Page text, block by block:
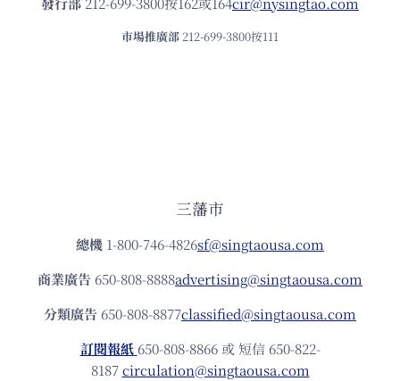
市場推廣部 212-699-3800按111
三藩市
總機 1-800-746-4826sf@singtaousa.com
商業廣告 650-808-8888advertising@singtaousa.com
分類廣告 650-808-8877classified@singtaousa.com
訂閱報紙 650-808-8866 或 短信 650-822-
8187circulation@singtaousa.com